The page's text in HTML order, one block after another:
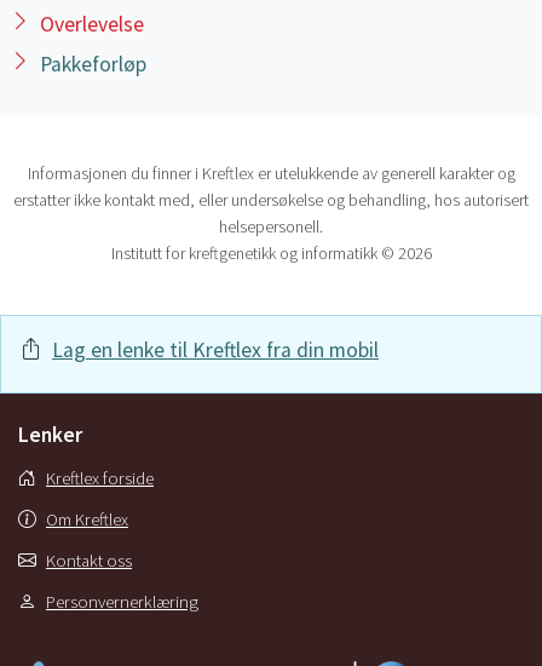
Overlevelse
Pakkeforløp
Informasjonen du finner i Kreftlex er utelukkende av generell karakter og
erstatter ikke kontakt med, eller undersøkelse og behandling, hos autorisert
helsepersonell.
Institutt for kreftgenetikk og informatikk © 2026
Lag en lenke til Kreftlex fra din mobil
Lenker
Kreftlex forside
Om Kreftlex
Kontakt oss
Personvernerklæring